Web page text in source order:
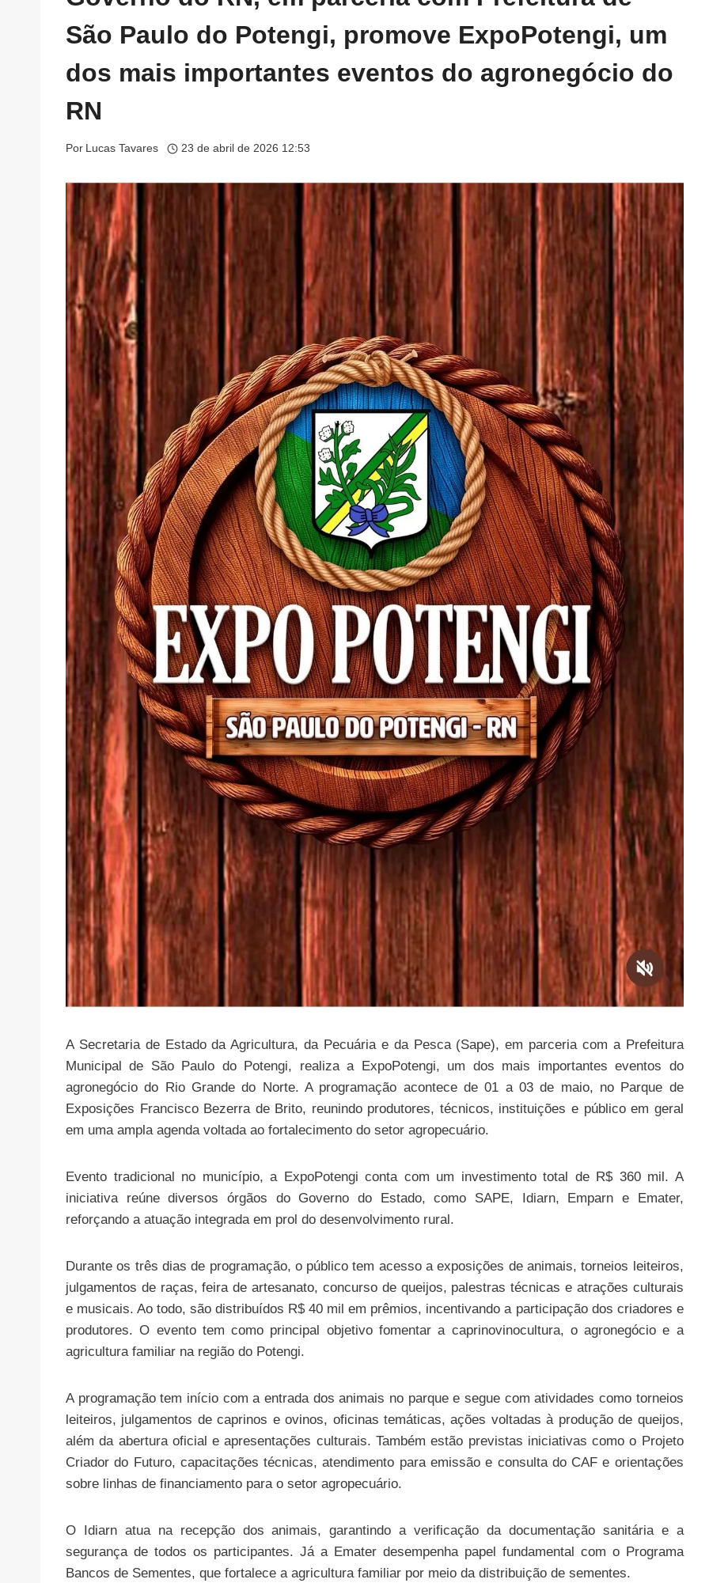
São Paulo do Potengi, promove ExpoPotengi, um
dos mais importantes eventos do agronegócio do
RN
Por Lucas Tavares 23 de abril de 2026 12:53
A Secretaria de Estado da Agricultura, da Pecuária e da Pesca (Sape), em parceria com a Prefeitura
Municipal de São Paulo do Potengi, realiza a ExpoPotengi, um dos mais importantes eventos do
agronegócio do Rio Grande do Norte. A programação acontece de 01 a 03 de maio, no Parque de
Exposições Francisco Bezerra de Brito, reunindo produtores, técnicos, instituições e público em geral
em uma ampla agenda voltada ao fortalecimento do setor agropecuário.
Evento tradicional no município, a ExpoPotengi conta com um investimento total de R$ 360 mil. A
iniciativa reúne diversos órgãos do Governo do Estado, como SAPE, Idiarn, Emparn e Emater,
reforçando a atuação integrada em prol do desenvolvimento rural.
Durante os três dias de programação, o público tem acesso a exposições de animais, torneios leiteiros,
julgamentos de raças, feira de artesanato, concurso de queijos, palestras técnicas e atrações culturais
e musicais. Ao todo, são distribuídos R$ 40 mil em prêmios, incentivando a participação dos criadores e
produtores. O evento tem como principal objetivo fomentar a caprinovinocultura, o agronegócio e a
agricultura familiar na região do Potengi.
A programação tem início com a entrada dos animais no parque e segue com atividades como torneios
leiteiros, julgamentos de caprinos e ovinos, oficinas temáticas, ações voltadas à produção de queijos,
além da abertura oficial e apresentações culturais. Também estão previstas iniciativas como o Projeto
Criador do Futuro, capacitações técnicas, atendimento para emissão e consulta do CAF e orientações
sobre linhas de financiamento para o setor agropecuário.
O Idiarn atua na recepção dos animais, garantindo a verificação da documentação sanitária e a
segurança de todos os participantes. Já a Emater desempenha papel fundamental com o Programa
Bancos de Sementes, que fortalece a agricultura familiar por meio da distribuição de sementes.